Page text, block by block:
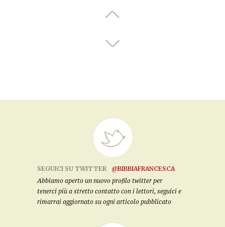
SEGUICI SU TWITTER
@BIBBIAFRANCESCA
Abbiamo aperto un nuovo profilo twitter per
tenerci più a stretto contatto con i lettori, seguici e
rimarrai aggiornato su ogni articolo pubblicato